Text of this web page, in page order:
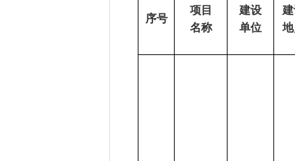
序号
项目
名称
建设
单位